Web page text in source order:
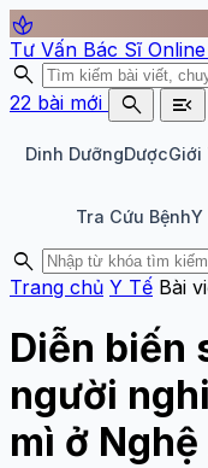
spa
Tư Vấn Bác Sĩ Online
search
22 bài mới search menu_open
Dinh DưỡngDượcGiới
Tra Cứu BệnhY
search
Trang chủ Y Tế Bài
Diễn biến
người
mì ở Nghệ